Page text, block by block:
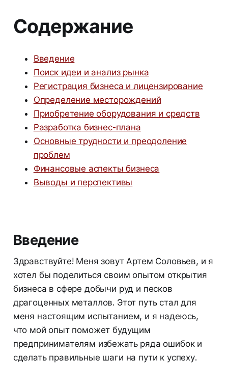
Содержание
Введение
Поиск идеи и анализ рынка
Регистрация бизнеса и лицензирование
Определение месторождений
Приобретение оборудования и средств
Разработка бизнес-плана
Основные трудности и преодоление
проблем
Финансовые аспекты бизнеса
Выводы и перспективы
Введение
Здравствуйте! Меня зовут Артем Соловьев, и я
хотел бы поделиться своим опытом открытия
бизнеса в сфере добычи руд и песков
драгоценных металлов. Этот путь стал для
меня настоящим испытанием, и я надеюсь,
что мой опыт поможет будущим
предпринимателям избежать ряда ошибок и
сделать правильные шаги на пути к успеху.